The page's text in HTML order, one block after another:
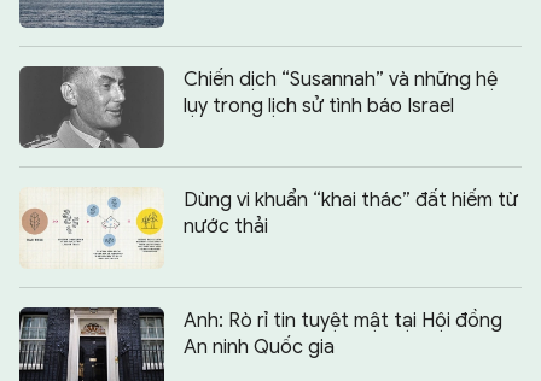
Chia sẻ:
Chiến dịch “Susannah” và những hệ
lụy trong lịch sử tình báo Israel
Dùng vi khuẩn “khai thác” đất hiếm từ
nước thải
Anh: Rò rỉ tin tuyệt mật tại Hội đồng
An ninh Quốc gia